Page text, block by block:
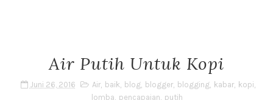
Air Putih Untuk Kopi
Juni 26, 2016 Air, baik, blog, blogger, blogging, kabar, kopi,
lomba, pencapaian, putih